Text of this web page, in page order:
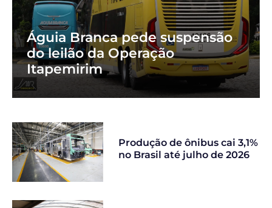
Águia Branca pede suspensão
do leilão da Operação
Itapemirim
Produção de ônibus cai 3,1%
no Brasil até julho de 2026